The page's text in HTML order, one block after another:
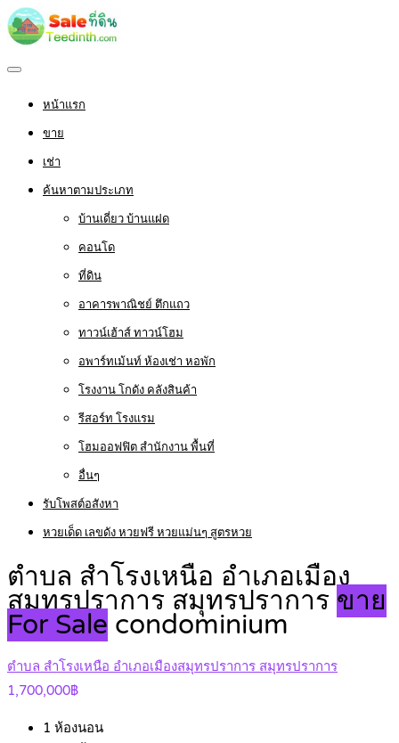
หน้าแรก
ขาย
เช่า
ค้นหาตามประเภท
บ้านเดี่ยว บ้านแฝด
คอนโด
ที่ดิน
อาคารพาณิชย์ ตึกแถว
ทาวน์เฮ้าส์ ทาวน์โฮม
อพาร์ทเม้นท์ ห้องเช่า หอพัก
โรงงาน โกดัง คลังสินค้า
รีสอร์ท โรงแรม
โฮมออฟฟิต สำนักงาน พื้นที่
อื่นๆ
รับโพสต์อสังหา
หวยเด็ด เลขดัง หวยฟรี หวยแม่นๆ สูตรหวย
ตำบล สำโรงเหนือ อำเภอเมือง
สมุทรปราการ สมุทรปราการ ขาย
For Sale condominium
ตำบล สำโรงเหนือ อำเภอเมืองสมุทรปราการ สมุทรปราการ
1,700,000฿
1 ห้องนอน